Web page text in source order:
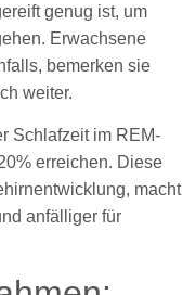
genug ist, um
Erwachsene
bemerken sie
weiter.
Schlafzeit im REM-
erreichen. Diese
macht
anfälliger für